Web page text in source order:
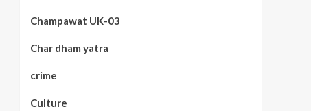
Champawat UK-03
Char dham yatra
crime
Culture